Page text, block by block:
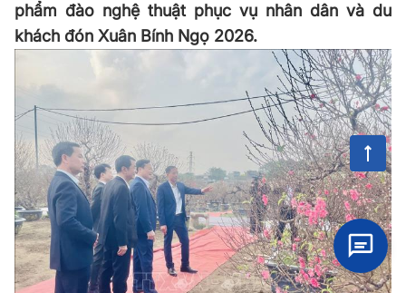
phẩm đào nghệ thuật phục vụ nhân dân và du
khách đón Xuân Bính Ngọ 2026.